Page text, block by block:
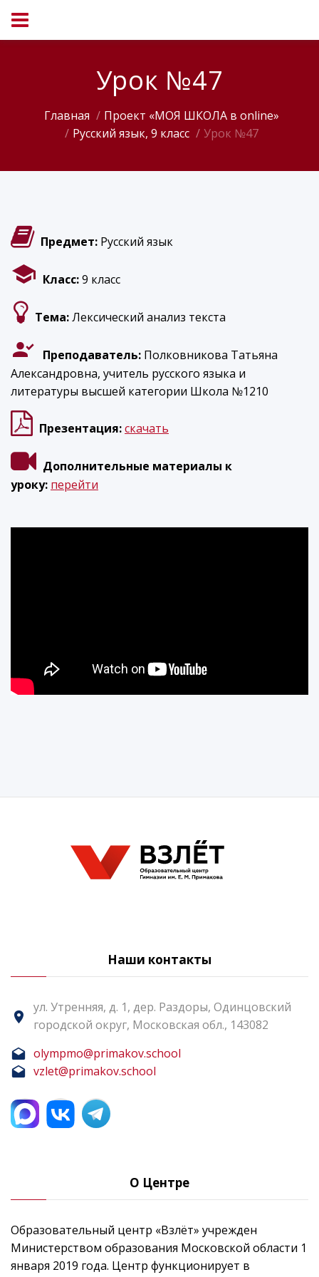
Урок №47
Главная
Проект «МОЯ ШКОЛА в online»
Русский язык, 9 класс
Урок №47
Предмет: Русский язык
Класс:9 класс
Тема:Лексический анализ текста
Преподаватель: Полковникова Татьяна
Александровна, учитель русского языка и
литературы высшей категории Школа №1210
Презентация:скачать
Дополнительные материалы к
уроку: перейти
Наши контакты
ул. Утренняя, д. 1, дер. Раздоры, Одинцовский
городской округ, Московская обл., 143082
olympmo@primakov.school
vzlet@primakov.school
О Центре
Образовательный центр «Взлёт» учрежден
Министерством образования Московской области 1
января 2019 года. Центр функционирует в